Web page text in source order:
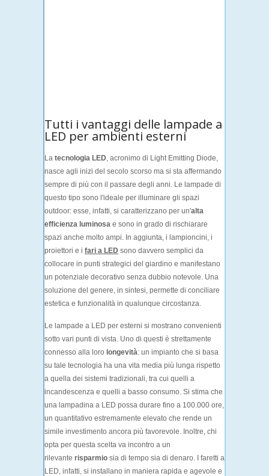
Tutti i vantaggi delle lampade a
LED per ambienti esterni
La tecnologia LED, acronimo di Light Emitting Diode,
nasce agli inizi del secolo scorso ma si sta affermando
sempre di più con il passare degli anni. Le lampade di
questo tipo sono l'ideale per illuminare gli spazi
outdoor: esse, infatti, si caratterizzano per un'alta
efficienza luminosa e sono in grado di rischiarare
spazi anche molto ampi. In aggiunta, i lampioncini, i
proiettori e i fari a LED sono davvero semplici da
collocare in punti strategici del giardino e manifestano
un potenziale decorativo senza dubbio notevole. Una
soluzione del genere, in sintesi, permette di conciliare
estetica e funzionalità in qualunque circostanza.
Le lampade a LED per esterni si mostrano convenienti
sotto vari punti di vista. Uno di questi è strettamente
connesso alla loro longevità: un impianto che si basa
su tale tecnologia ha una vita media più lunga rispetto
a quella dei sistemi tradizionali, tra cui quelli a
incandescenza e quelli a basso consumo. Si stima che
una lampadina a LED possa durare fino a 100.000 ore,
un quantitativo estremamente elevato che rende un
simile investimento ancora più favorevole. Inoltre, chi
opta per questa scelta va incontro a un
rilevante risparmio sia di tempo sia di denaro. I faretti a
LED, infatti, si installano in maniera rapida e agevole e